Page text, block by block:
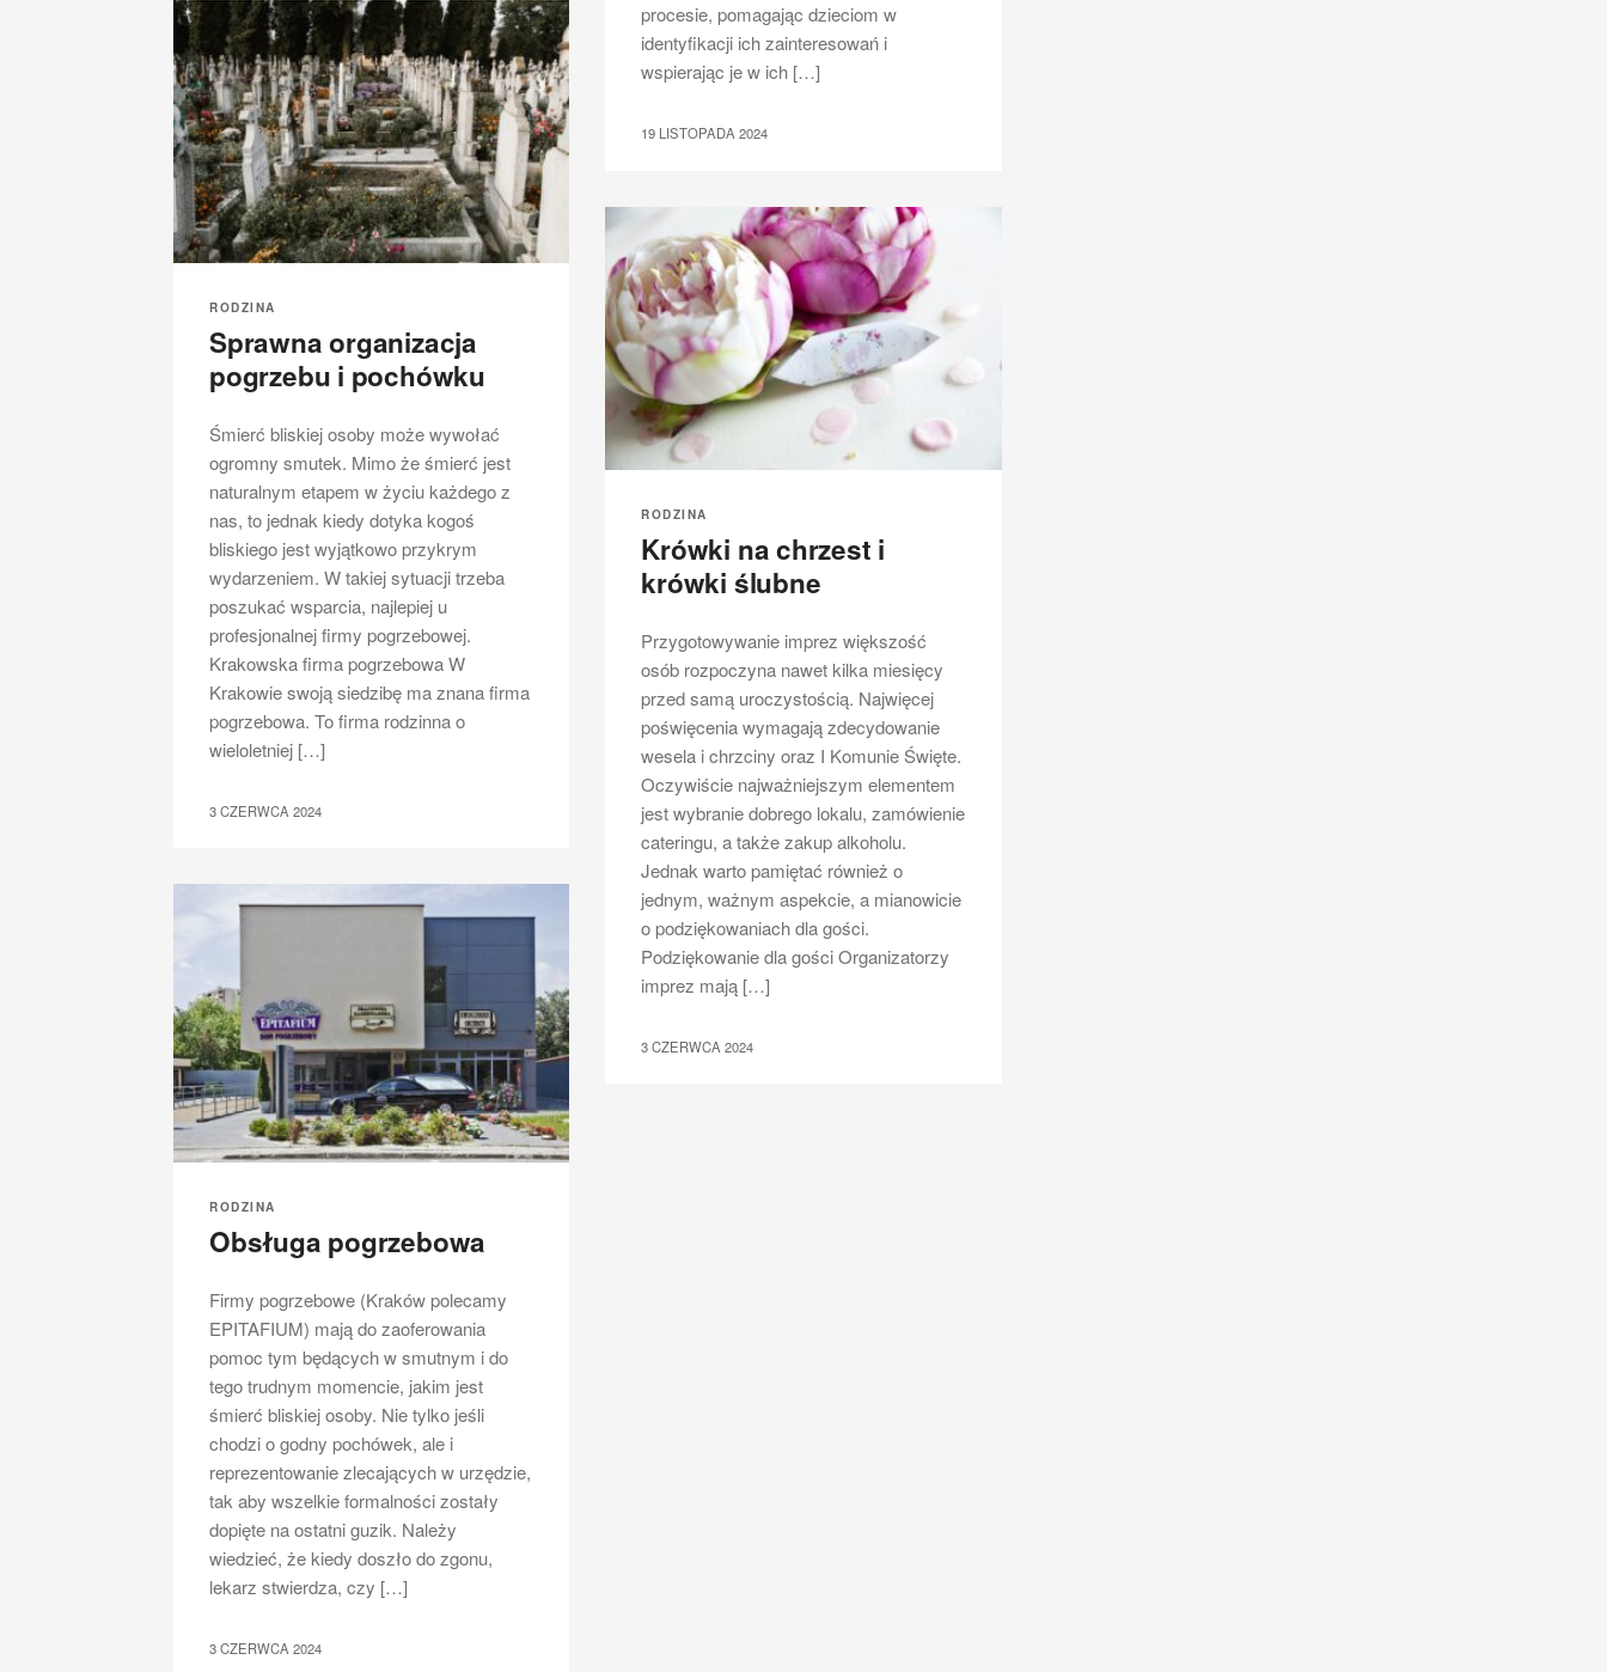
procesie, pomagając dzieciom w
identyfikacji ich zainteresowań i
wspierając je w ich […]
19 LISTOPADA 2024
RODZINA
Sprawna organizacja
pogrzebu i pochówku
Śmierć bliskiej osoby może wywołać
ogromny smutek. Mimo że śmierć jest
naturalnym etapem w życiu każdego z
nas, to jednak kiedy dotyka kogoś
bliskiego jest wyjątkowo przykrym
wydarzeniem. W takiej sytuacji trzeba
poszukać wsparcia, najlepiej u
profesjonalnej firmy pogrzebowej.
Krakowska firma pogrzebowa W
Krakowie swoją siedzibę ma znana firma
pogrzebowa. To firma rodzinna o
wieloletniej […]
3 CZERWCA 2024
RODZINA
Krówki na chrzest i
krówki ślubne
Przygotowywanie imprez większość
osób rozpoczyna nawet kilka miesięcy
przed samą uroczystością. Najwięcej
poświęcenia wymagają zdecydowanie
wesela i chrzciny oraz I Komunie Święte.
Oczywiście najważniejszym elementem
jest wybranie dobrego lokalu, zamówienie
cateringu, a także zakup alkoholu.
Jednak warto pamiętać również o
jednym, ważnym aspekcie, a mianowicie
o podziękowaniach dla gości.
Podziękowanie dla gości Organizatorzy
imprez mają […]
3 CZERWCA 2024
RODZINA
Obsługa pogrzebowa
Firmy pogrzebowe (Kraków polecamy
EPITAFIUM) mają do zaoferowania
pomoc tym będących w smutnym i do
tego trudnym momencie, jakim jest
śmierć bliskiej osoby. Nie tylko jeśli
chodzi o godny pochówek, ale i
reprezentowanie zlecających w urzędzie,
tak aby wszelkie formalności zostały
dopięte na ostatni guzik. Należy
wiedzieć, że kiedy doszło do zgonu,
lekarz stwierdza, czy […]
3 CZERWCA 2024